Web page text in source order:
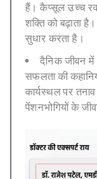
हैं। कैप्सूल उच्च
शक्ति को बढ़ाता
सुधार करता है।
दैनिक जीवन
सफलता की
कार्यस्थल पर
पेंशनभोगियों के